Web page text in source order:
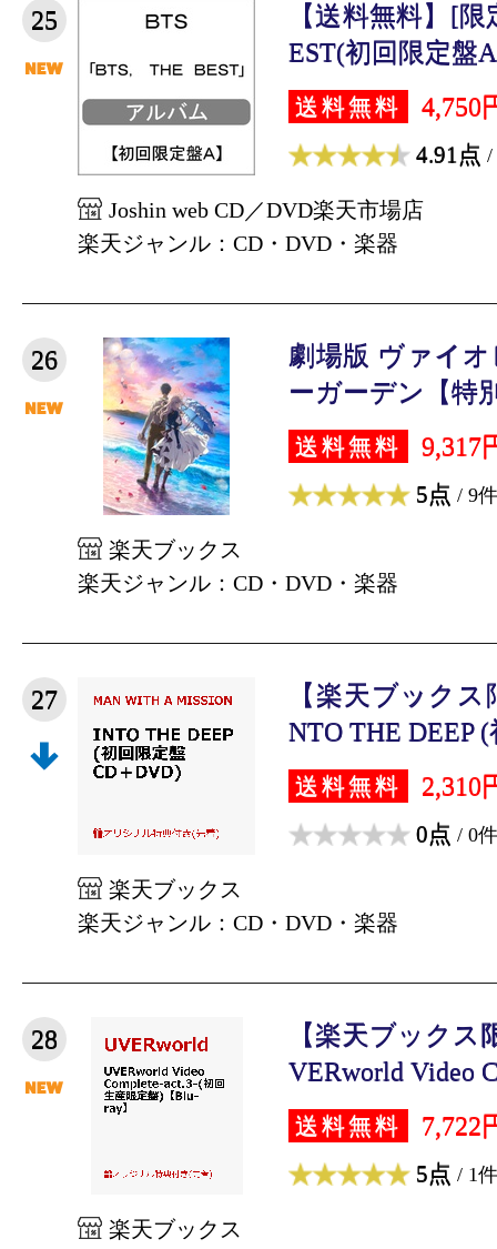
25
【送料無料】[
EST(初回限定盤
送料無料 4,750
4.91点 /
Joshin web CD／DVD楽天市場店
楽天ジャンル：CD・DVD・楽器
26
劇場版 ヴァイ
ーガーデン【特
送料無料 9,317
5点 / 9件
楽天ブックス
楽天ジャンル：CD・DVD・楽器
27
【楽天ブック
NTO THE DEEP
送料無料 2,310
0点 / 0件
楽天ブックス
楽天ジャンル：CD・DVD・楽器
28
【楽天ブックス
VERworld Video
送料無料 7,722
5点 / 1件
楽天ブックス